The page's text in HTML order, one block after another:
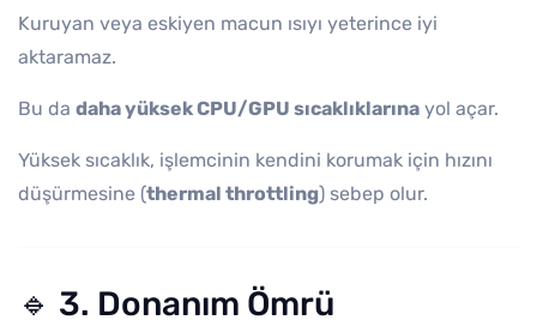
Kuruyan veya eskiyen macun ısıyı yeterince iyi
aktaramaz.
Bu da daha yüksek CPU/GPU sıcaklıklarına yol açar.
Yüksek sıcaklık, işlemcinin kendini korumak için hızını
düşürmesine (thermal throttling) sebep olur.
🔹 3. Donanım Ömrü